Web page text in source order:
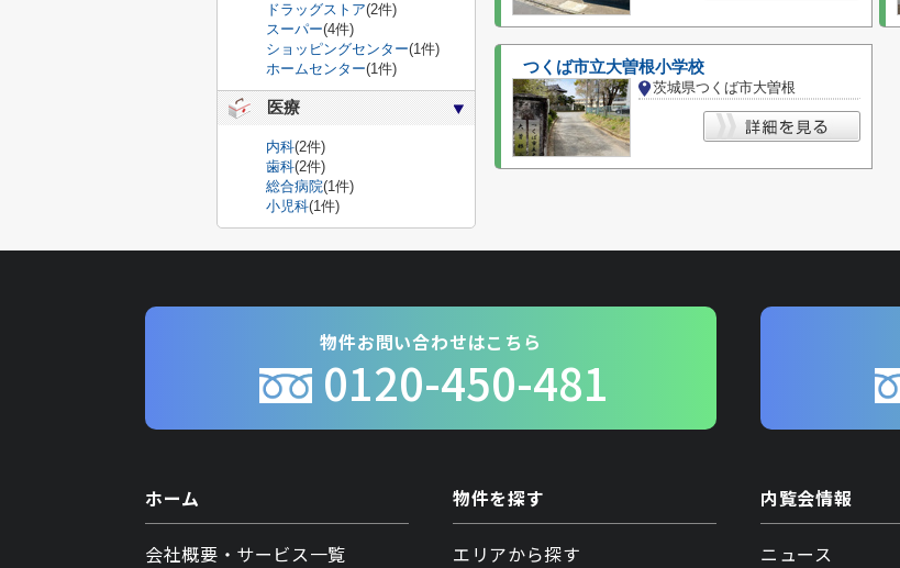
つくば市立大曽根小学校
茨城県つくば市大曽根
ドラッグストア(2件)
スーパー(4件)
ショッピングセンター(1件)
ホームセンター(1件)
医療
内科(2件)
歯科(2件)
総合病院(1件)
小児科(1件)
物件お問い合わせはこちら
0120-450-481
ホーム
会社概要・サービス一覧
物件を探す
エリアから探す
内覧会情報
ニュース